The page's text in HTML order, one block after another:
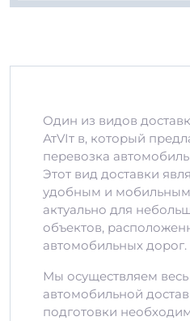
Один из видов
АтVIт в, который
перевозка
Этот вид доставки
удобным и
актуально для
объектов,
автомобильных дорог.
Мы осуществляем
автомобильной
подготовки